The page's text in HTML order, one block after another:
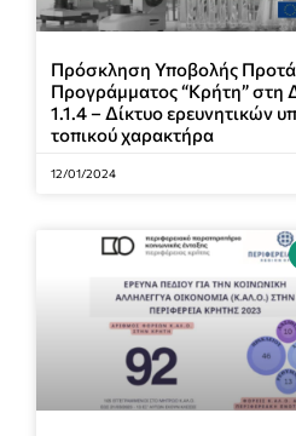
Πρόσκληση Υποβολής
Προγράμματος “Κρήτη” στη
1.1.4 – Δίκτυο ερευνητικών
τοπικού χαρακτήρα
12/01/2024